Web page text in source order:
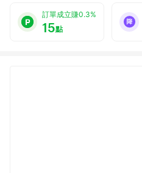
訂單成立賺0.3%
15點